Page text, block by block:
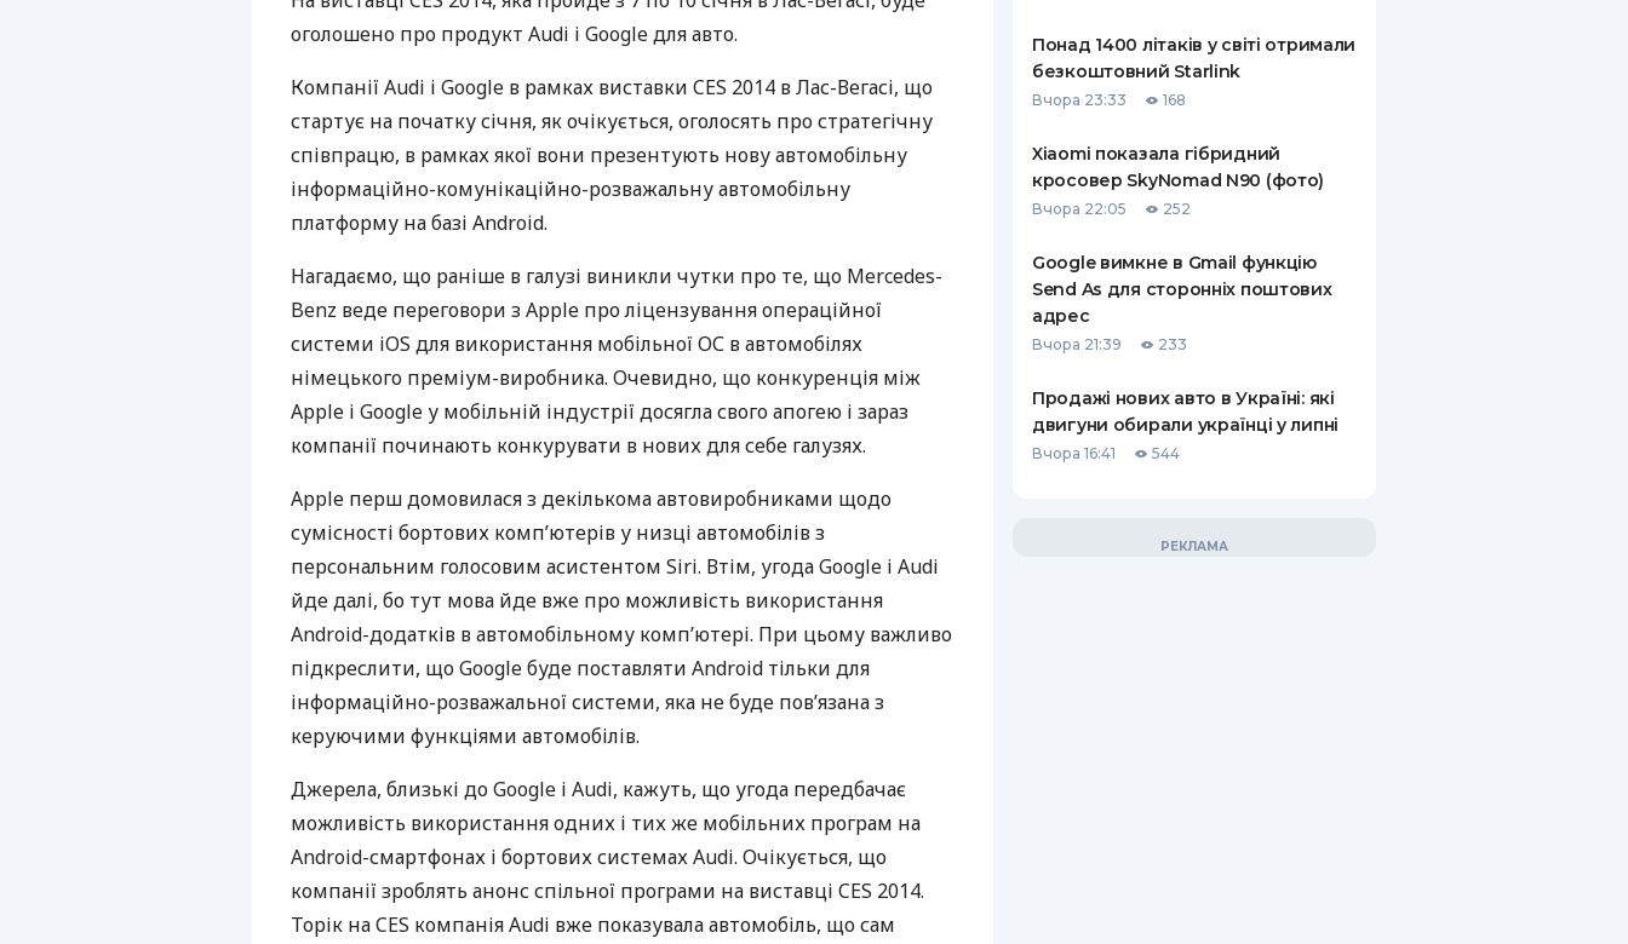
КЕШБЕКУ
ПУТІВНИКИ ПО
БАНКІВСЬКИХ КАРТКАХ
ПУТІВНИКИ ПО
СТРАХУВАННЮ
ВСІ СТРАХОВІ ПОЛІСИ
СТРАХОВІ КОМПАНІЇ
ВІДГУКИ ПРО СТРАХОВІ
ДОСТАВКА І ОПЛАТА
КОНТАКТИ
оголошено про продукт Audi і Google для авто.
Компанії Audi і Google в рамках виставки CES 2014 в Лас-Вегасі, що
стартує на початку січня, як очікується, оголосять про стратегічну
співпрацю, в рамках якої вони презентують нову автомобільну
інформаційно-комунікаційно-розважальну автомобільну
платформу на базі Android.
Нагадаємо, що раніше в галузі виникли чутки про те, що Mercedes-
Benz веде переговори з Apple про ліцензування операційної
системи iOS для використання мобільної ОС в автомобілях
німецького преміум-виробника. Очевидно, що конкуренція між
Apple і Google у мобільній індустрії досягла свого апогею і зараз
компанії починають конкурувати в нових для себе галузях.
Apple перш домовилася з декількома автовиробниками щодо
сумісності бортових комп’ютерів у низці автомобілів з
персональним голосовим асистентом Siri. Втім, угода Google і Audi
йде далі, бо тут мова йде вже про можливість використання
Android-додатків в автомобільному комп’ютері. При цьому важливо
підкреслити, що Google буде поставляти Android тільки для
інформаційно-розважальної системи, яка не буде пов’язана з
керуючими функціями автомобілів.
Джерела, близькі до Google і Audi, кажуть, що угода передбачає
можливість використання одних і тих же мобільних програм на
Android-смартфонах і бортових системах Audi. Очікується, що
компанії зроблять анонс спільної програми на виставці CES 2014.
Торік наCES компанія Audi вже показувала автомобіль, що сам
Понад 1400 літаків у світі отримали
безкоштовний Starlink
Вчора 23:33 168
Xiaomi показала гібридний
кросовер SkyNomad N90 (фото)
Вчора 22:05 252
Google вимкне в Gmail функцію
Send As для сторонніх поштових
адрес
Вчора 21:39 233
Продажі нових авто в Україні: які
двигуни обирали українці у липні
Вчора 16:41 544